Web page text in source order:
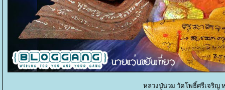
หลวงปู่น่วม วัดโพธิ์ศรีเจริญ